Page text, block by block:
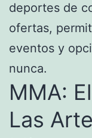
deportes de
ofertas,
eventos y
nunca.
MMA:
Las